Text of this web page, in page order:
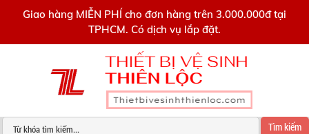
Giao hàng MIỄN PHÍ cho đơn hàng trên 3.000.000đ tại
TPHCM. Có dịch vụ lắp đặt.
Tìm kiếm
0909445903